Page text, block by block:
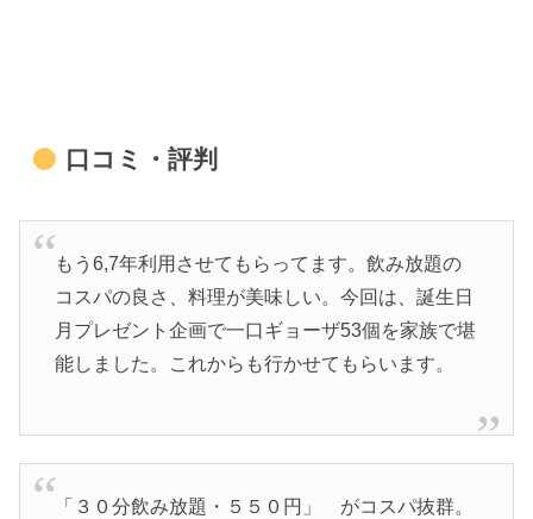
口コミ・評判
もう6,7年利用させてもらってます。飲み放題の
コスパの良さ、料理が美味しい。今回は、誕生日
月プレゼント企画で一口ギョーザ53個を家族で堪
能しました。これからも行かせてもらいます。
「３０分飲み放題・５５０円」 がコスパ抜群。